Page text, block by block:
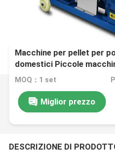
Macchine per pellet per
domestici Piccole
mangimi
MOQ：1 set
Miglior prezzo
DESCRIZIONE DI